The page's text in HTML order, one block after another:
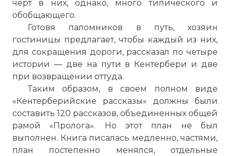
черт в них, однако, много типического и
обобщающего.
Готовя паломников в путь, хозяин
гостиницы предлагает, чтобы каждый из них,
для сокращения дороги, рассказал по четыре
истории — две на пути в Кентербери и две
при возвращении оттуда.
Таким образом, в своем полном виде
«Кентерберийские рассказы» должны были
составить 120 рассказов, объединенных общей
рамой «Пролога». Но этот план не был
выполнен. Книга писалась медленно, частями,
план постепенно менялся, отдельные